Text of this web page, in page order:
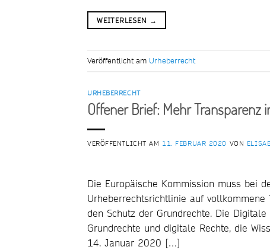
WEITERLESEN →
Veröffentlicht am Urheberrecht
URHEBERRECHT
Offener Brief: Mehr
VERÖFFENTLICHT AM 11. FEBRUAR 2020 VON
Die Europäische Kommission muss bei
Urheberrechtsrichtlinie auf
den Schutz der Grundrechte. Die
Grundrechte und digitale Rechte, die
14. Januar 2020 […]